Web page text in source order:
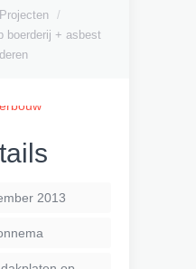
Projecten
/
boerderij + asbest
2013